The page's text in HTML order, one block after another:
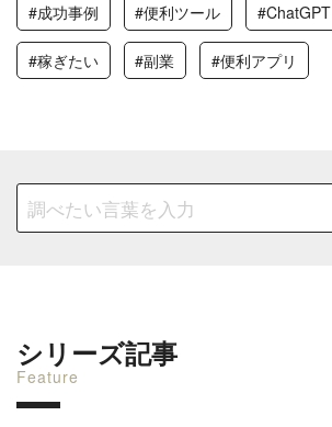
#成功事例 #便利ツール #ChatGPT
#稼ぎたい #副業 #便利アプリ
シリーズ記事
Feature